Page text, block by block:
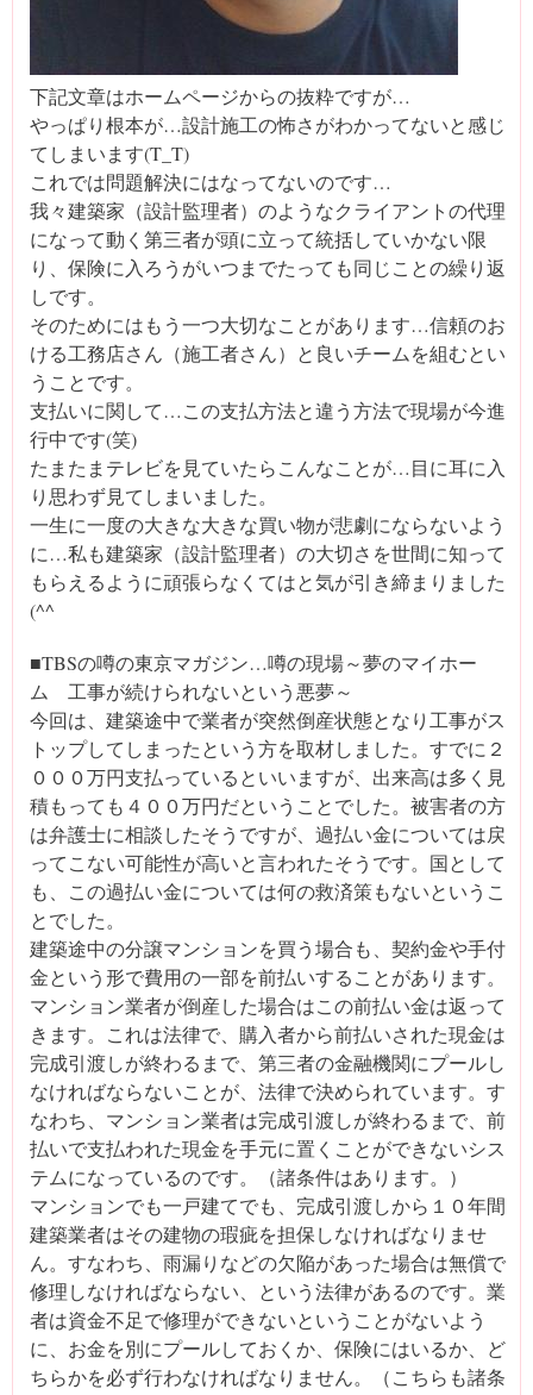
下記文章はホームページからの抜粋ですが…
やっぱり根本が…設計施工の怖さがわかってないと感じ
てしまいます(T_T)
これでは問題解決にはなってないのです…
我々建築家（設計監理者）のようなクライアントの代理
になって動く第三者が頭に立って統括していかない限
り、保険に入ろうがいつまでたっても同じことの繰り返
しです。
そのためにはもう一つ大切なことがあります…信頼のお
ける工務店さん（施工者さん）と良いチームを組むとい
うことです。
支払いに関して…この支払方法と違う方法で現場が今進
行中です(笑)
たまたまテレビを見ていたらこんなことが…目に耳に入
り思わず見てしまいました。
一生に一度の大きな大きな買い物が悲劇にならないよう
に…私も建築家（設計監理者）の大切さを世間に知って
もらえるように頑張らなくてはと気が引き締まりました
(^^ゞ
■TBSの噂の東京マガジン…噂の現場～夢のマイホー
ム 工事が続けられないという悪夢～
今回は、建築途中で業者が突然倒産状態となり工事がス
トップしてしまったという方を取材しました。すでに２
０００万円支払っているといいますが、出来高は多く見
積もっても４００万円だということでした。被害者の方
は弁護士に相談したそうですが、過払い金については戻
ってこない可能性が高いと言われたそうです。国として
も、この過払い金については何の救済策もないというこ
とでした。
建築途中の分譲マンションを買う場合も、契約金や手付
金という形で費用の一部を前払いすることがあります。
マンション業者が倒産した場合はこの前払い金は返って
きます。これは法律で、購入者から前払いされた現金は
完成引渡しが終わるまで、第三者の金融機関にプールし
なければならないことが、法律で決められています。す
なわち、マンション業者は完成引渡しが終わるまで、前
払いで支払われた現金を手元に置くことができないシス
テムになっているのです。（諸条件はあります。）
マンションでも一戸建てでも、完成引渡しから１０年間
建築業者はその建物の瑕疵を担保しなければなりませ
ん。すなわち、雨漏りなどの欠陥があった場合は無償で
修理しなければならない、という法律があるのです。業
者は資金不足で修理ができないということがないよう
に、お金を別にプールしておくか、保険にはいるか、ど
ちらかを必ず行わなければなりません。（こちらも諸条